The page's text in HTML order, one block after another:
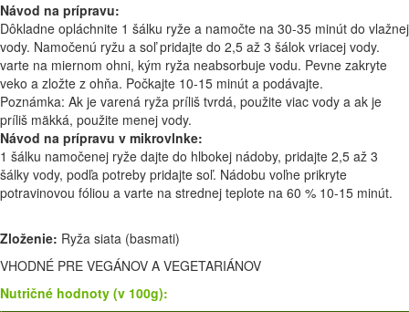
Návod na prípravu:
Dôkladne opláchnite 1 šálku ryže a namočte na 30-35 minút do vlažnej
vody. Namočenú ryžu a soľ pridajte do 2,5 až 3 šálok vriacej vody.
varte na miernom ohni, kým ryža neabsorbuje vodu. Pevne zakryte
veko a zložte z ohňa. Počkajte 10-15 minút a podávajte.
Poznámka: Ak je varená ryža príliš tvrdá, použite viac vody a ak je
príliš mäkká, použite menej vody.
Návod na prípravu v mikrovlnke:
1 šálku namočenej ryže dajte do hlbokej nádoby, pridajte 2,5 až 3
šálky vody, podľa potreby pridajte soľ. Nádobu voľne prikryte
potravinovou fóliou a varte na strednej teplote na 60 % 10-15 minút.
Zloženie: Ryža siata (basmati)
VHODNÉ PRE VEGÁNOV A VEGETARIÁNOV
Nutričné hodnoty (v 100g):